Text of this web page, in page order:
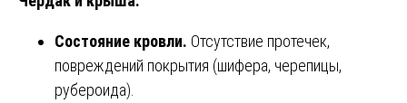
Состояние кровли. Отсутствие протечек,
повреждений покрытия (шифера, черепицы,
рубероида).